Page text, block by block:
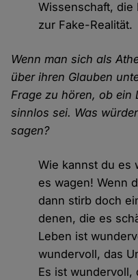
Wissenschaft, die
zur Fake-Realität.
Wenn man sich als
über ihren Glauben
Frage zu hören, ob ein
sinnlos sei. Was
sagen?
Wie kannst du es
es wagen! Wenn
dann stirb doch
denen, die es
Leben ist
wundervoll, das
Es ist wundervoll,